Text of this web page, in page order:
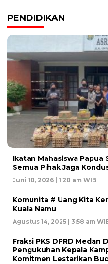
PENDIDIKAN
Ikatan Mahasiswa Papua
Semua Pihak Jaga
Juni 10, 2026 | 1:20 am WIB
Komunita # Uang Kita
Kuala Namu
Agustus 14, 2025 | 3:58 am
Fraksi PKS DPRD Medan
Pengukuhan Kepala
Komitmen Lestarikan